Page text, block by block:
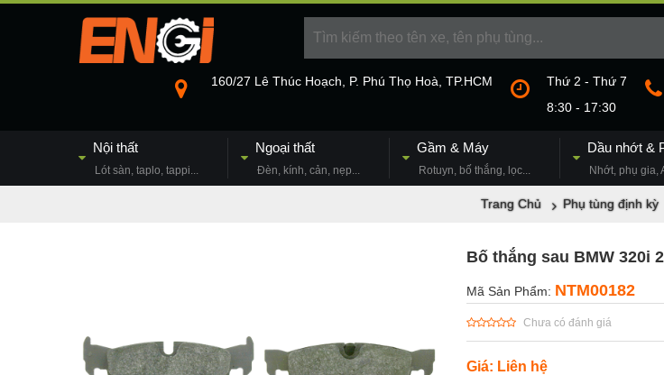
160/27 Lê Thúc Hoạch, P. Phú Thọ Hoà, TP.HCM
Thứ 2 - Thứ 7
8:30 - 17:30
Nội thất
Lót sàn, taplo, tappi...
Ngoại thất
Đèn, kính, cản, nẹp...
Gầm & Máy
Rotuyn, bố thắng, lọc...
Dầu nhớt &
Nhớt, phụ gia,
Trang Chủ Phụ tùng định kỳ
Bố thắng sau BMW 320i
Mã Sản Phẩm: NTM00182
Chưa có đánh giá
Giá: Liên hệ